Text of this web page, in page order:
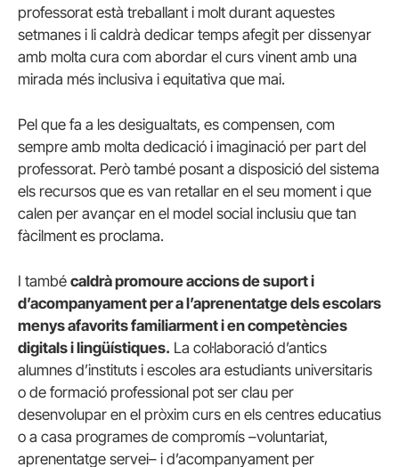
professorat està treballant i molt durant aquestes
setmanes i li caldrà dedicar temps afegit per dissenyar
amb molta cura com abordar el curs vinent amb una
mirada més inclusiva i equitativa que mai.
Pel que fa a les desigualtats, es compensen, com
sempre amb molta dedicació i imaginació per part del
professorat. Però també posant a disposició del sistema
els recursos que es van retallar en el seu moment i que
calen per avançar en el model social inclusiu que tan
fàcilment es proclama.
I també caldrà promoure accions de suport i
d’acompanyament per a l’aprenentatge dels escolars
menys afavorits familiarment i en competències
digitals i lingüístiques. La col·laboració d’antics
alumnes d’instituts i escoles ara estudiants universitaris
o de formació professional pot ser clau per
desenvolupar en el pròxim curs en els centres educatius
o a casa programes de compromís –voluntariat,
aprenentatge servei– i d’acompanyament per